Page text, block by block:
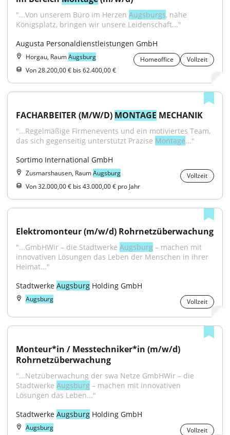
"...Von unserem Büro im Herzen Augsburgs, nähe
Königsplatz, bringen wir unsere Leidenschaft..."
Augusta Personaldienstleistungen GmbH
Horgau, RaumAugsburg Homeoffice
Vollzeit
Von 28.200,00 € bis 62.400,00 €
FACHARBEITER (M/W/D) MONTAGE MECHANIK
"...Regelmäßige Firmen­events und ein motiviertes Team,
das sich gegen­seitig unterstützt Präzise Montage..."
Sortimo International GmbH
Zusmarshausen, RaumAugsburg
Vollzeit
Von 32.000,00 € bis 43.000,00 € pro Jahr
Elektromonteur (m/w/d) Rohrnetzüberwachung
"...GmbHWir – die Stadtwerke Augsburg – machen mit
innovativen Lösungen das Leben der Menschen in ihrer
Heimat..."
Stadtwerke Augsburg Holding GmbH
Augsburg Vollzeit
Monteur*in / Messtechniker*in (m/w/d)
Rohrnetzüberwachung
"...Netzüberwachung der swa Netze GmbHWir – die
Stadtwerke Augsburg – machen mit innovativen
Lösungen das Leben..."
Stadtwerke Augsburg Holding GmbH
Augsburg Vollzeit